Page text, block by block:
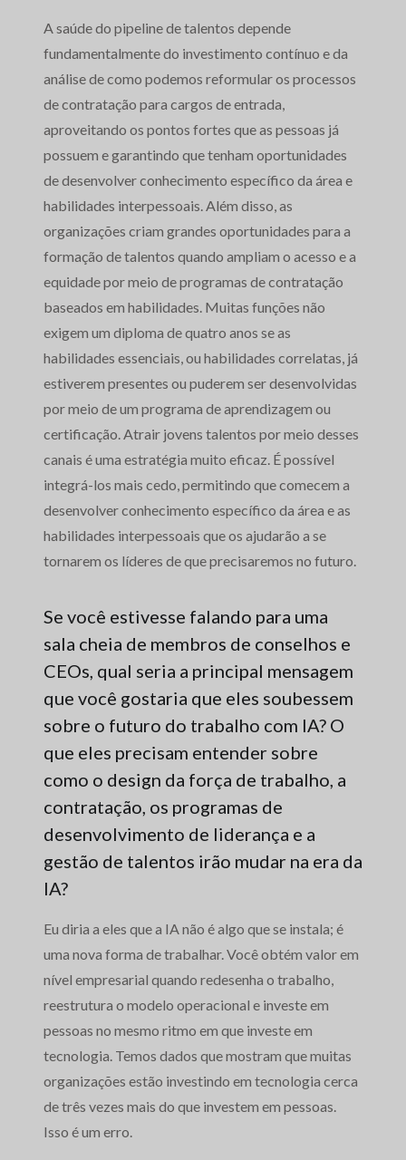
A saúde do pipeline de talentos depende
fundamentalmente do investimento contínuo e da
análise de como podemos reformular os processos
de contratação para cargos de entrada,
aproveitando os pontos fortes que as pessoas já
possuem e garantindo que tenham oportunidades
de desenvolver conhecimento específico da área e
habilidades interpessoais. Além disso, as
organizações criam grandes oportunidades para a
formação de talentos quando ampliam o acesso e a
equidade por meio de programas de contratação
baseados em habilidades. Muitas funções não
exigem um diploma de quatro anos se as
habilidades essenciais, ou habilidades correlatas, já
estiverem presentes ou puderem ser desenvolvidas
por meio de um programa de aprendizagem ou
certificação. Atrair jovens talentos por meio desses
canais é uma estratégia muito eficaz. É possível
integrá-los mais cedo, permitindo que comecem a
desenvolver conhecimento específico da área e as
habilidades interpessoais que os ajudarão a se
tornarem os líderes de que precisaremos no futuro.
Se você estivesse falando para uma
sala cheia de membros de conselhos e
CEOs, qual seria a principal mensagem
que você gostaria que eles soubessem
sobre o futuro do trabalho com IA? O
que eles precisam entender sobre
como o design da força de trabalho, a
contratação, os programas de
desenvolvimento de liderança e a
gestão de talentos irão mudar na era da
IA?
Eu diria a eles que a IA não é algo que se instala; é
uma nova forma de trabalhar. Você obtém valor em
nível empresarial quando redesenha o trabalho,
reestrutura o modelo operacional e investe em
pessoas no mesmo ritmo em que investe em
tecnologia. Temos dados que mostram que muitas
organizações estão investindo em tecnologia cerca
de três vezes mais do que investem em pessoas.
Isso é um erro.